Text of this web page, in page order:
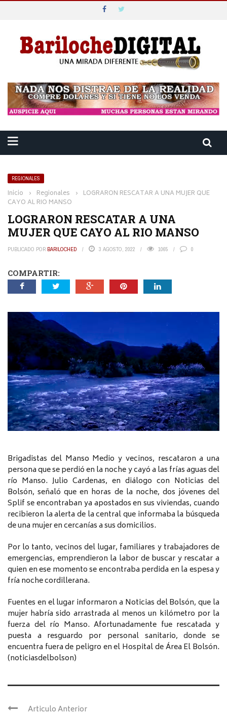
REGIONALES
Inicio › Regionales › LOGRARON RESCATAR A UNA MUJER QUE
CAYO AL RIO MANSO
LOGRARON RESCATAR A UNA
MUJER QUE CAYO AL RIO MANSO
PUBLICADO POR BARILOCHED 3 AGOSTO, 2022 1065 0
COMPARTIR:
Brigadistas del Manso Medio y vecinos, rescataron a una
persona que se perdió en la noche y cayó a las frías aguas del
río Manso. Julio Cardenas, en diálogo con Noticias del
Bolsón, señaló que en horas de la noche, dos jóvenes del
Splif se encontraban ya apostados en sus viviendas, cuando
recibieron la alerta de la central que informaba la búsqueda
de una mujer en cercanías a sus domicilios.
Por lo tanto, vecinos del lugar, familiares y trabajadores de
emergencias, emprendieron la labor de buscar y rescatar a
quien en ese momento se encontraba perdida en la espesa y
fría noche cordillerana.
Fuentes en el lugar informaron a Noticias del Bolsón, que la
mujer habría sido arrastrada al menos un kilómetro por la
fuerza del río Manso. Afortunadamente fue rescatada y
puesta a resguardo por personal sanitario, donde se
encuentra fuera de peligro en el Hospital de Área El Bolsón.
(noticiasdelbolson)
Articulo Anterior